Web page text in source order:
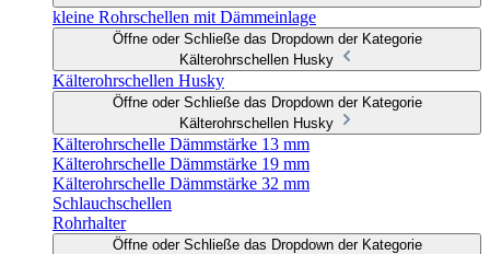
kleine Rohrschellen mit Dämmeinlage
Öffne oder Schließe das Dropdown der Kategorie
Kälterohrschellen Husky
Kälterohrschellen Husky
Öffne oder Schließe das Dropdown der Kategorie
Kälterohrschellen Husky
Kälterohrschelle Dämmstärke 13 mm
Kälterohrschelle Dämmstärke 19 mm
Kälterohrschelle Dämmstärke 32 mm
Schlauchschellen
Rohrhalter
Öffne oder Schließe das Dropdown der Kategorie